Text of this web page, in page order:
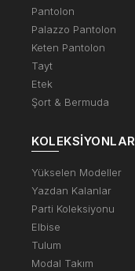
Pantolon
Palazzo Pantolon
Keten Pantolon
Tayt
Etek
Şort & Bermuda
KOLEKSIYONLAR
Yükselen Modeller
Yazdan Kalanlar
Parti Koleksiyonu
Elbise
Tulum
Modal Takım